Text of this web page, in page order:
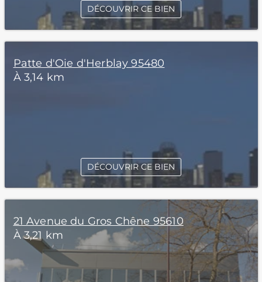
DÉCOUVRIR CE BIEN
Patte d'Oie d'Herblay 95480
À 3,14 km
DÉCOUVRIR CE BIEN
21 Avenue du Gros Chêne 95610
À 3,21 km